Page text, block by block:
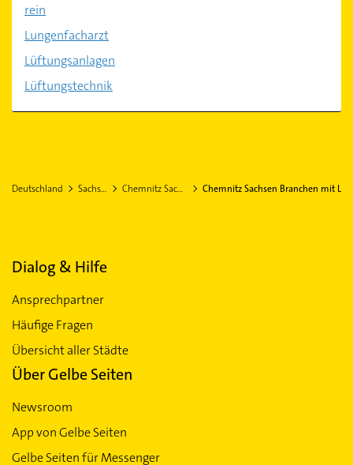
rein
Lungenfacharzt
Lüftungsanlagen
Lüftungstechnik
Deutschland Sachsen Chemnitz Sachsen Chemnitz Sachsen Branchen mit L
Dialog & Hilfe
Ansprechpartner
Häufige Fragen
Übersicht aller Städte
Über Gelbe Seiten
Newsroom
App von Gelbe Seiten
Gelbe Seiten für Messenger